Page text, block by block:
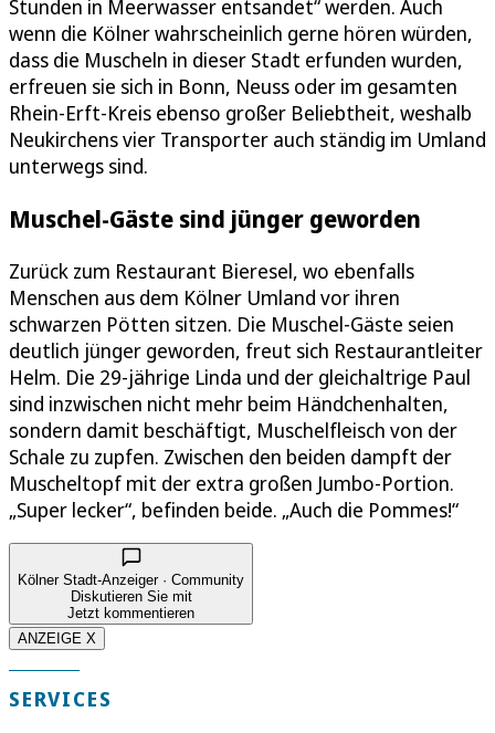
Stunden in Meerwasser entsandet“ werden. Auch
wenn die Kölner wahrscheinlich gerne hören würden,
dass die Muscheln in dieser Stadt erfunden wurden,
erfreuen sie sich in Bonn, Neuss oder im gesamten
Rhein-Erft-Kreis ebenso großer Beliebtheit, weshalb
Neukirchens vier Transporter auch ständig im Umland
unterwegs sind.
Muschel-Gäste sind jünger geworden
Zurück zum Restaurant Bieresel, wo ebenfalls
Menschen aus dem Kölner Umland vor ihren
schwarzen Pötten sitzen. Die Muschel-Gäste seien
deutlich jünger geworden, freut sich Restaurantleiter
Helm. Die 29-jährige Linda und der gleichaltrige Paul
sind inzwischen nicht mehr beim Händchenhalten,
sondern damit beschäftigt, Muschelfleisch von der
Schale zu zupfen. Zwischen den beiden dampft der
Muscheltopf mit der extra großen Jumbo-Portion.
„Super lecker“, befinden beide. „Auch die Pommes!“
Kölner Stadt-Anzeiger · Community
Diskutieren Sie mit
Jetzt kommentieren
ANZEIGE X
SERVICES